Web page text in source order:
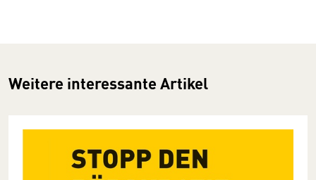
Weitere interessante Artikel